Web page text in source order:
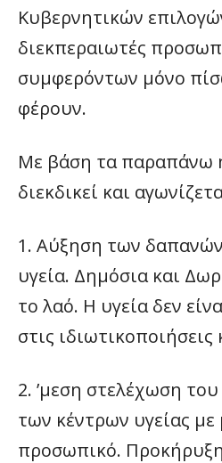
Κυβερνητικών
διεκπεραιωτές
συμφερόντων μόνο
φέρουν.
Με βάση τα παραπάνω
διεκδικεί και
1. Αύξηση των
υγεία. Δημόσια και
το λαό. Η υγεία δεν
στις ιδιωτικοποιήσεις
2. ’μεση στελέχωση
των κέντρων υγείας με
προσωπικό.